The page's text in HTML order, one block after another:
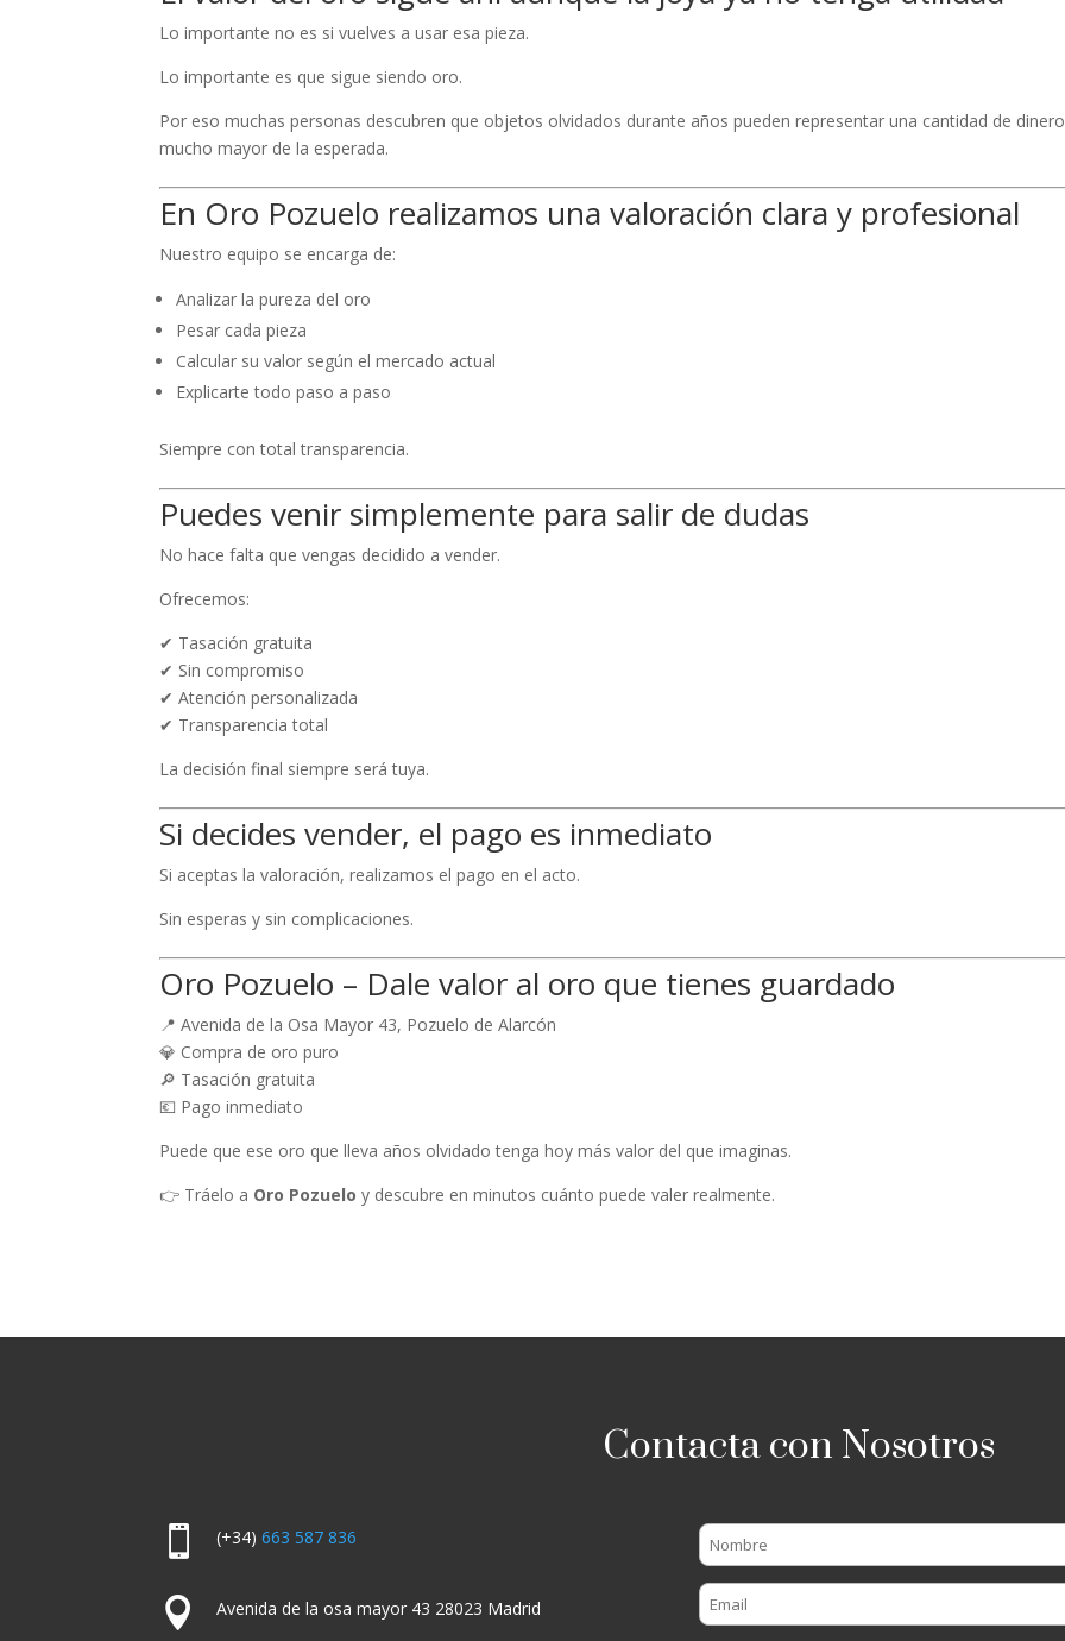
Lo importante no es si vuelves a usar esa pieza.
Lo importante es que sigue siendo oro.
Por eso muchas personas descubren que objetos olvidados durante años pueden representar una cantidad de dinero
mucho mayor de la esperada.
En Oro Pozuelo realizamos una valoración clara y profesional
Nuestro equipo se encarga de:
Analizar la pureza del oro
Pesar cada pieza
Calcular su valor según el mercado actual
Explicarte todo paso a paso
Siempre con total transparencia.
Puedes venir simplemente para salir de dudas
No hace falta que vengas decidido a vender.
Ofrecemos:
✔ Tasación gratuita
✔ Sin compromiso
✔ Atención personalizada
✔ Transparencia total
La decisión final siempre será tuya.
Si decides vender, el pago es inmediato
Si aceptas la valoración, realizamos el pago en el acto.
Sin esperas y sin complicaciones.
Oro Pozuelo – Dale valor al oro que tienes guardado
📍 Avenida de la Osa Mayor 43, Pozuelo de Alarcón
💎 Compra de oro puro
🔎 Tasación gratuita
💶 Pago inmediato
Puede que ese oro que lleva años olvidado tenga hoy más valor del que imaginas.
👉 Tráelo a Oro Pozuelo y descubre en minutos cuánto puede valer realmente.
Contacta con Nosotros
 (+34) 663 587 836
 Avenida de la osa mayor 43 28023 Madrid